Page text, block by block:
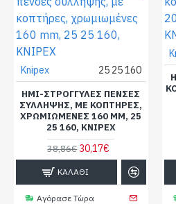
Knipex 25 25 160
ΗΜΙ-ΣΤΡΟΓΓΥΛΈΣ ΠΈΝΣΕΣ
ΣΎΛΛΗΨΗΣ, ΜΕ ΚΟΠΤΉΡΕΣ,
ΧΡΩΜΙΩΜΈΝΕΣ 160 MM, 25
25 160, KNIPEX
38,86€ 30,17€
ΚΑΛΆΘΙ
Αγόρασε Τώρα